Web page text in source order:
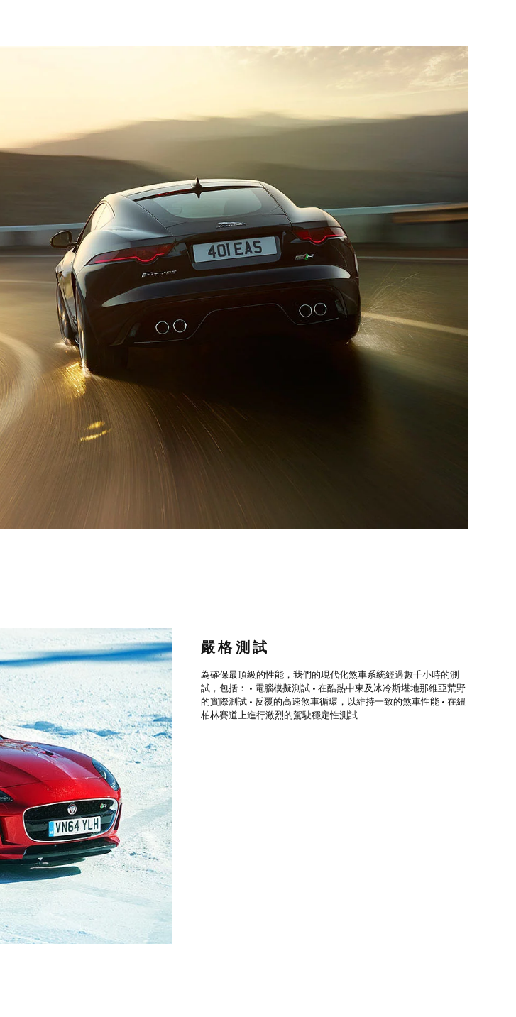
嚴格測試
為確保最頂級的性能，我們的現代化煞車系統經過數千小時的測
試，包括： • 電腦模擬測試 • 在酷熱中東及冰冷斯堪地那維亞荒野
的實際測試 • 反覆的高速煞車循環，以維持一致的煞車性能 • 在紐
柏林賽道上進行激烈的駕駛穩定性測試